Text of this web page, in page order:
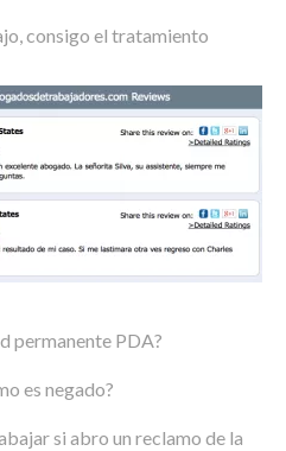
consigo el tratamiento
permanente PDA?
es negado?
si abro un reclamo de la